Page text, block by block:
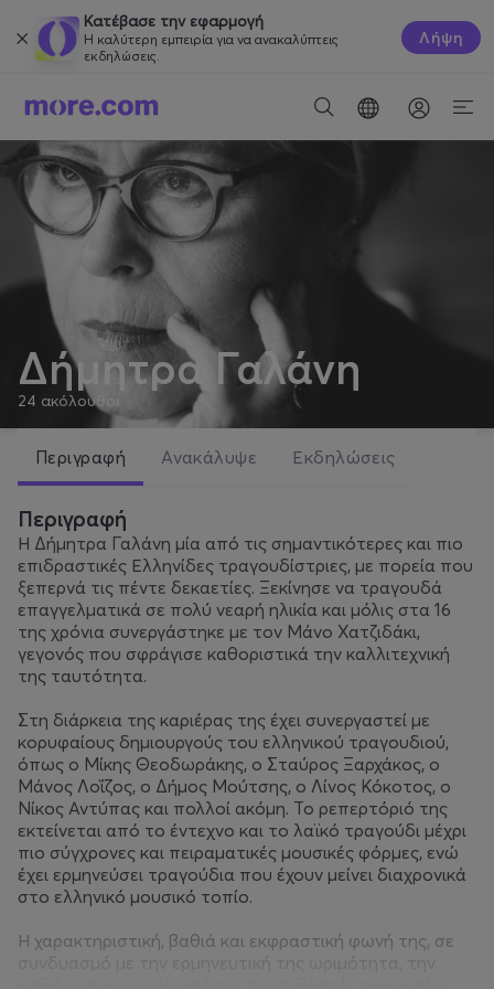
Κατέβασε την εφαρμογή
Η καλύτερη εμπειρία για να ανακαλύπτεις
εκδηλώσεις.
Λήψη
Δήμητρα Γαλάνη
24 ακόλουθοι
Περιγραφή Ανακάλυψε Εκδηλώσεις
Περιγραφή
Η Δήμητρα Γαλάνη μία από τις σημαντικότερες και πιο
επιδραστικές Ελληνίδες τραγουδίστριες, με πορεία που
ξεπερνά τις πέντε δεκαετίες. Ξεκίνησε να τραγουδά
επαγγελματικά σε πολύ νεαρή ηλικία και μόλις στα 16
της χρόνια συνεργάστηκε με τον Μάνο Χατζιδάκι,
γεγονός που σφράγισε καθοριστικά την καλλιτεχνική
της ταυτότητα.
Στη διάρκεια της καριέρας της έχει συνεργαστεί με
κορυφαίους δημιουργούς του ελληνικού τραγουδιού,
όπως ο Μίκης Θεοδωράκης, ο Σταύρος Ξαρχάκος, ο
Μάνος Λοΐζος, ο Δήμος Μούτσης, ο Λίνος Κόκοτος, ο
Νίκος Αντύπας και πολλοί ακόμη. Το ρεπερτόριό της
εκτείνεται από το έντεχνο και το λαϊκό τραγούδι μέχρι
πιο σύγχρονες και πειραματικές μουσικές φόρμες, ενώ
έχει ερμηνεύσει τραγούδια που έχουν μείνει διαχρονικά
στο ελληνικό μουσικό τοπίο.
Η χαρακτηριστική, βαθιά και εκφραστική φωνή της, σε
συνδυασμό με την ερμηνευτική της ωριμότητα, την